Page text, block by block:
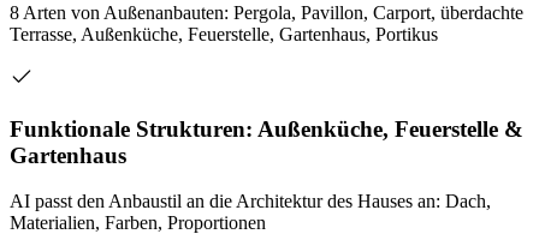
8 Arten von Außenanbauten: Pergola, Pavillon, Carport, überdachte
Terrasse, Außenküche, Feuerstelle, Gartenhaus, Portikus
Funktionale Strukturen: Außenküche, Feuerstelle &
Gartenhaus
AI passt den Anbaustil an die Architektur des Hauses an: Dach,
Materialien, Farben, Proportionen